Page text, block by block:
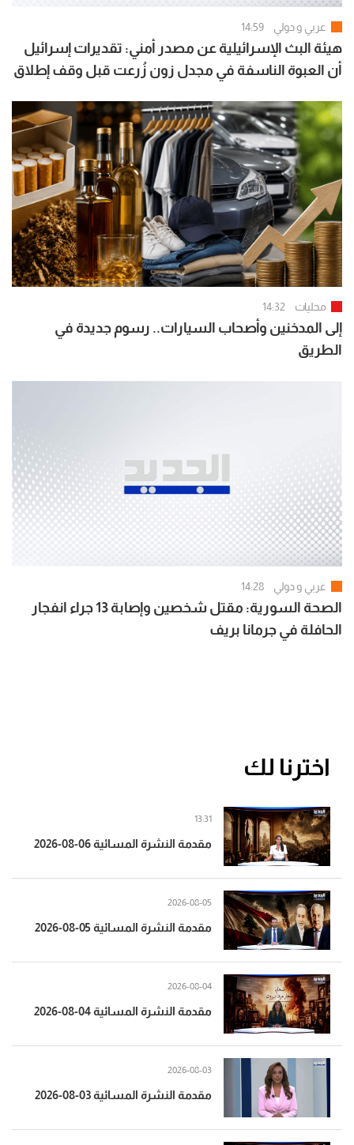
عربي و دولي 14:59
هيئة البث الإسرائيلية عن مصدر أمني: تقديرات إسرائيل
أن العبوة الناسفة في مجدل زون زُرعت قبل وقف إطلاق
محليات 14:32
إلى المدخنين وأصحاب السيارات.. رسوم جديدة في
الطريق
عربي و دولي 14:28
الصحة السورية: مقتل شخصين وإصابة 13 جراء انفجار
الحافلة في جرمانا بريف
اخترنا لك
مقدمة النشرة المسائية 06-08-2026
13:31
مقدمة النشرة المسائية 05-08-2026
2026-08-05
مقدمة النشرة المسائية 04-08-2026
2026-08-04
مقدمة النشرة المسائية 03-08-2026
2026-08-03